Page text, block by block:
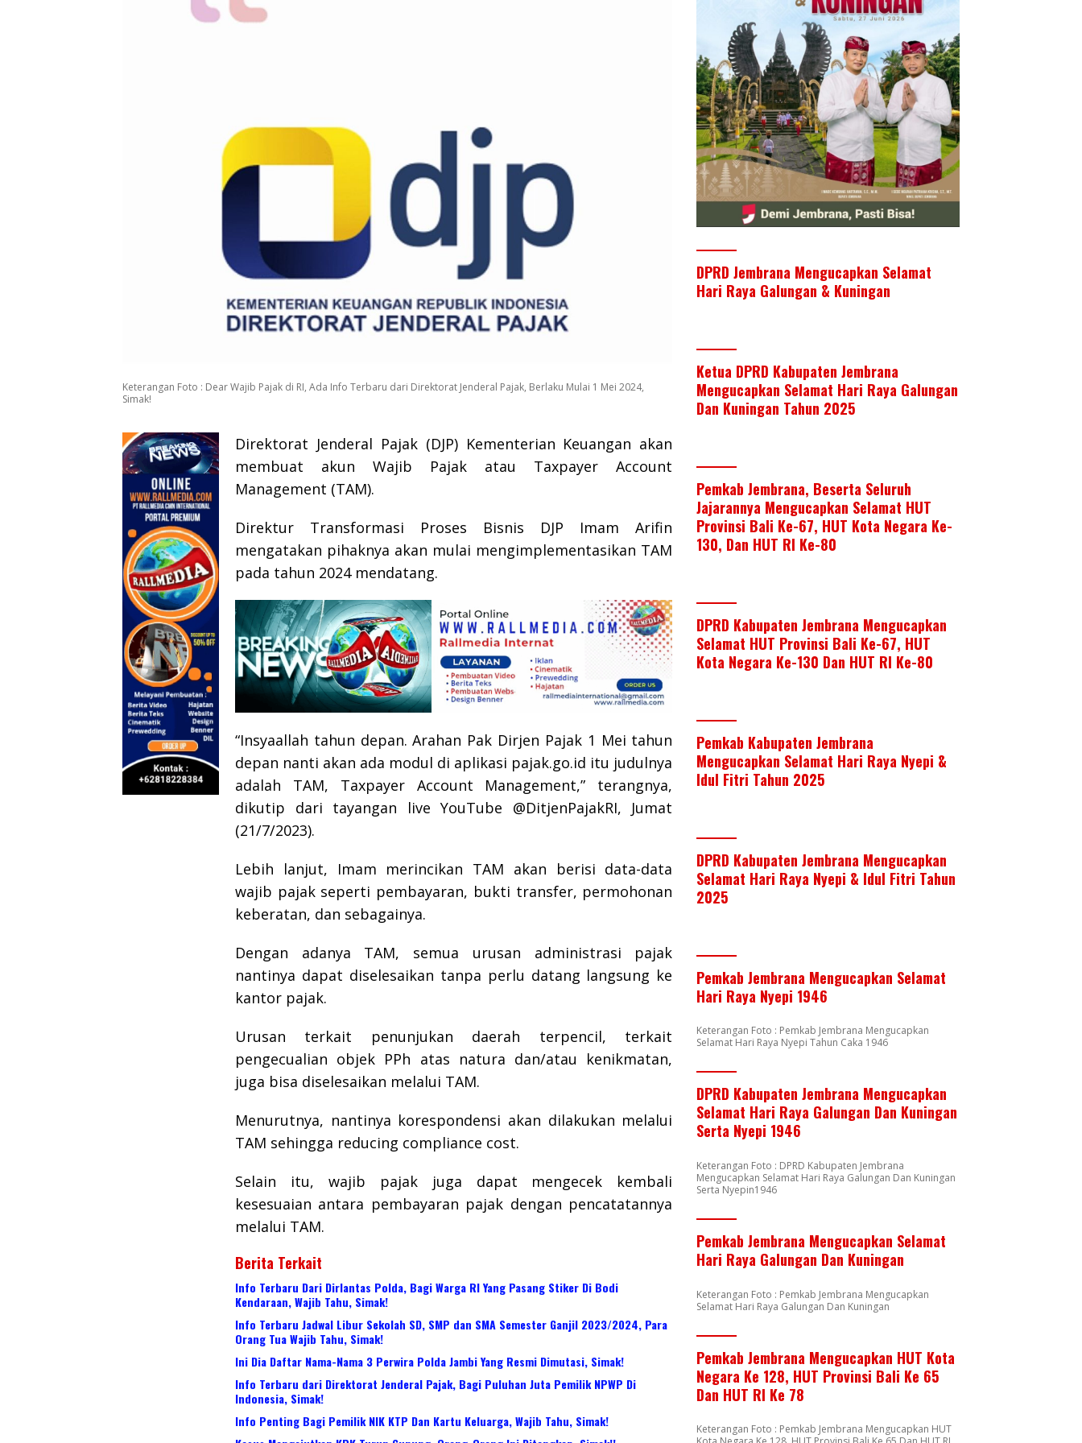
Keterangan Foto : Dear Wajib Pajak di RI, Ada Info Terbaru dari Direktorat Jenderal Pajak, Berlaku Mulai 1 Mei 2024,
Simak!
Direktorat Jenderal Pajak (DJP) Kementerian Keuangan akan
membuat akun Wajib Pajak atau Taxpayer Account
Management (TAM).
Direktur Transformasi Proses Bisnis DJP Imam Arifin
mengatakan pihaknya akan mulai mengimplementasikan TAM
pada tahun 2024 mendatang.
“Insyaallah tahun depan. Arahan Pak Dirjen Pajak 1 Mei tahun
depan nanti akan ada modul di aplikasi pajak.go.id itu judulnya
adalah TAM, Taxpayer Account Management,” terangnya,
dikutip dari tayangan live YouTube @DitjenPajakRI, Jumat
(21/7/2023).
Lebih lanjut, Imam merincikan TAM akan berisi data-data
wajib pajak seperti pembayaran, bukti transfer, permohonan
keberatan, dan sebagainya.
Dengan adanya TAM, semua urusan administrasi pajak
nantinya dapat diselesaikan tanpa perlu datang langsung ke
kantor pajak.
Urusan terkait penunjukan daerah terpencil, terkait
pengecualian objek PPh atas natura dan/atau kenikmatan,
juga bisa diselesaikan melalui TAM.
Menurutnya, nantinya korespondensi akan dilakukan melalui
TAM sehingga reducing compliance cost.
Selain itu, wajib pajak juga dapat mengecek kembali
kesesuaian antara pembayaran pajak dengan pencatatannya
melalui TAM.
Berita Terkait
Info Terbaru Dari Dirlantas Polda, Bagi Warga RI Yang Pasang Stiker Di Bodi
Kendaraan, Wajib Tahu, Simak!
Info Terbaru Jadwal Libur Sekolah SD, SMP dan SMA Semester Ganjil 2023/2024, Para
Orang Tua Wajib Tahu, Simak!
Ini Dia Daftar Nama-Nama 3 Perwira Polda Jambi Yang Resmi Dimutasi, Simak!
Info Terbaru dari Direktorat Jenderal Pajak, Bagi Puluhan Juta Pemilik NPWP Di
Indonesia, Simak!
Info Penting Bagi Pemilik NIK KTP Dan Kartu Keluarga, Wajib Tahu, Simak!
DPRD Jembrana Mengucapkan Selamat
Hari Raya Galungan & Kuningan
Ketua DPRD Kabupaten Jembrana
Mengucapkan Selamat Hari Raya Galungan
Dan Kuningan Tahun 2025
Pemkab Jembrana, Beserta Seluruh
Jajarannya Mengucapkan Selamat HUT
Provinsi Bali Ke-67, HUT Kota Negara Ke-
130, Dan HUT RI Ke-80
DPRD Kabupaten Jembrana Mengucapkan
Selamat HUT Provinsi Bali Ke-67, HUT
Kota Negara Ke-130 Dan HUT RI Ke-80
Pemkab Kabupaten Jembrana
Mengucapkan Selamat Hari Raya Nyepi &
Idul Fitri Tahun 2025
DPRD Kabupaten Jembrana Mengucapkan
Selamat Hari Raya Nyepi & Idul Fitri Tahun
2025
Pemkab Jembrana Mengucapkan Selamat
Hari Raya Nyepi 1946
Keterangan Foto : Pemkab Jembrana Mengucapkan
Selamat Hari Raya Nyepi Tahun Caka 1946
DPRD Kabupaten Jembrana Mengucapkan
Selamat Hari Raya Galungan Dan Kuningan
Serta Nyepi 1946
Keterangan Foto : DPRD Kabupaten Jembrana
Mengucapkan Selamat Hari Raya Galungan Dan Kuningan
Serta Nyepin1946
Pemkab Jembrana Mengucapkan Selamat
Hari Raya Galungan Dan Kuningan
Keterangan Foto : Pemkab Jembrana Mengucapkan
Selamat Hari Raya Galungan Dan Kuningan
Pemkab Jembrana Mengucapkan HUT Kota
Negara Ke 128, HUT Provinsi Bali Ke 65
Dan HUT RI Ke 78
Keterangan Foto : Pemkab Jembrana Mengucapkan HUT